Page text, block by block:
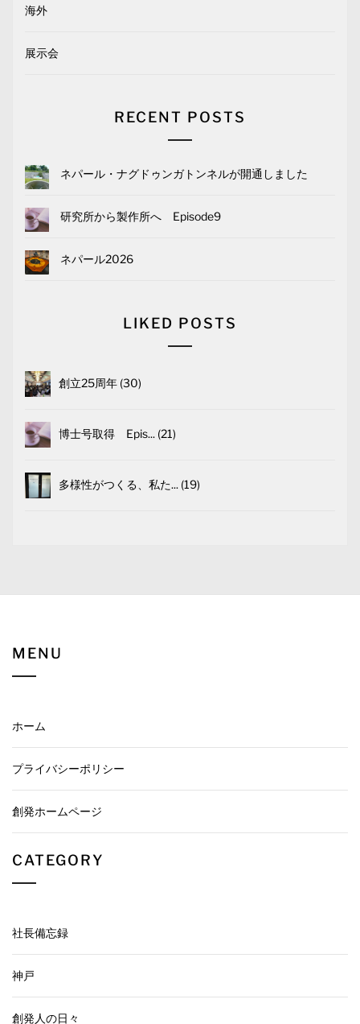
海外
展示会
RECENT POSTS
ネパール・ナグドゥンガトンネルが開通しました
研究所から製作所へ Episode9
ネパール2026
LIKED POSTS
創立25周年 30
博士号取得 Epis... 21
多様性がつくる、私た... 19
MENU
ホーム
プライバシーポリシー
創発ホームページ
CATEGORY
社長備忘録
神戸
創発人の日々